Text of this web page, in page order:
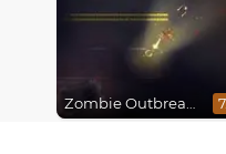
Zombie Outbreak Arena